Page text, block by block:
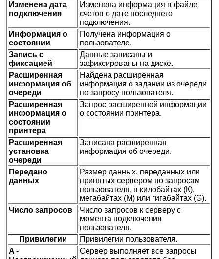
Изменена дата
подключения
Изменена информация в файле
счетов о дате последнего
подключения.
Информация о
состоянии
Получена информация о
пользователе.
Запись с
фиксацией
Данные записаны и
зафиксированы на диске.
Расширенная
информация об
очереди
Найдена расширенная
информация о задании из очереди
по запросу пользователя.
Расширенная
информация о
состоянии
принтера
Запрос расширенной информации
о состоянии принтера.
Расширенная
установка
очереди
Записана расширенная
информация об очереди.
Передано
данных
Размер данных, переданных или
принятых сервером по запросам
пользователя, в килобайтах (К),
мегабайтах (М) или гигабайтах (G).
Число запросов
Число запросов к серверу с
момента подключения
пользователя.
Привилегии
Привилегии пользователя.
A -
Сервер выполняет все запросы